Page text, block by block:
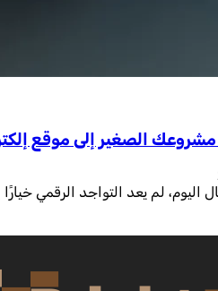
مشروعك الصغير إلى موقع
اليوم، لم يعد التواجد الرقمي